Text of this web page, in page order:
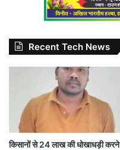
Recent Tech News
किसानों से 24 लाख की धोखाधड़ी करने